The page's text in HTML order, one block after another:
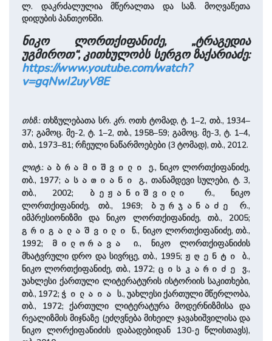
ლ. დაკრძალულია მწერალთა და საზ. მოღვაწეთა
დიდუბის პანთეონში.
ნიკო ლორთქიფანიძე, „ტრაგედია
უგმიროთ“, კითხულობს სერგო ზაქარიაძე:
https://www.youtube.com/watch?
v=gqNwI2uyV8E
თხზ.: თხზულებათა სრ. კრ. ოთხ ტომად, ტ. 1–2, თბ., 1934–
37; გამოც. მე-2, ტ. 1–2, თბ., 1958–59; გამოც. მე-3, ტ. 1–4,
თბ., 1973–81; რჩეული ნაწარმოებები (3 ტომად), თბ., 2012.
ლიტ.: აბრამიშვილი
ე., ნიკო ლორთქიფანიძე,
თბ., 1977; ასათიანი
გ., თანამდევი სულები, ტ. 3,
თბ., 2002;
ბეჟანიშვილი
რ., ნიკო
ლორთქიფანიძე, თბ., 1969;
ბურჯანაძე
რ.,
იმპრესიონიზმი და ნიკო ლორთქიფანიძე, თბ., 2005;
გრიგალაშვილი
ნ., ნიკო ლორთქიფანიძე, თბ.,
1992;
მილორავა
ი., ნიკო ლორთქიფანიძის
მხატვრული დრო და სივრცე, თბ., 1995; ჟღენტი
ბ.,
ნიკო ლორთქიფანიძე, თბ., 1972; ცისკარიძე
ვ.,
უახლესი ქართული ლიტერატურის ისტორიის საკითხები,
თბ., 1972; ჭილაია
ს., უახლესი ქართული მწერლობა,
თბ., 1972; ქართული ლიტერატურა მოდერნიზმისა და
რეალიზმის მიჯნაზე (ეძღვნება მიხეილ ჯავახიშვილისა და
ნიკო ლორქიფანიძის დაბადებიდან 130-ე წლისთავს),